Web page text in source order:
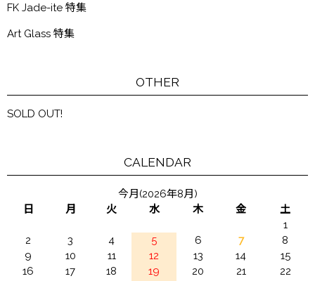
FK Jade-ite 特集
Art Glass 特集
OTHER
SOLD OUT!
CALENDAR
今月(2026年8月)
日
月 火 水 木 金
土
1
2
3 4 5 6 7
8
9
10 11 12 13 14
15
16
17 18 19 20 21
22